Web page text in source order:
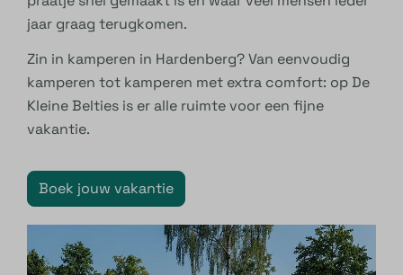
jaar graag terugkomen.
Zin in kamperen in Hardenberg? Van eenvoudig
kamperen tot kamperen met extra comfort: op De
Kleine Belties is er alle ruimte voor een fijne
vakantie.
Boek jouw vakantie